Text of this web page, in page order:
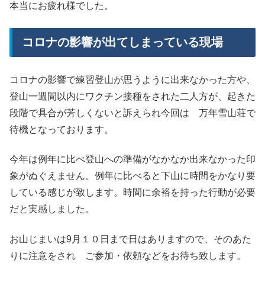
本当にお疲れ様でした。
コロナの影響が出てしまっている現場
コロナの影響で練習登山が思うように出来なかった方や、
登山一週間以内にワクチン接種をされた二人方が、起きた
段階で具合が芳しくないと訴えられ今回は 万年雪山荘で
待機となっております。
今年は例年に比べ登山への準備がなかなか出来なかった印
象がぬぐえません。例年に比べると下山に時間をかなり要
している感じが致します。時間に余裕を持った行動が必要
だと実感しました。
お山じまいは9月１０日まで日はありますので、そのあた
りに注意をされ ご参加・依頼などをお待ち致します。